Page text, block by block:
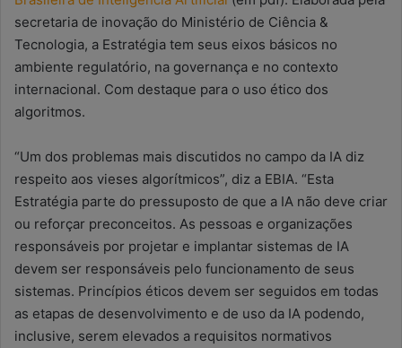
m
a
i
secretaria de inovação do Ministério de Ciência &
Tecnologia, a Estratégia tem seus eixos básicos no
ambiente regulatório, na governança e no contexto
internacional. Com destaque para o uso ético dos
algoritmos.
“Um dos problemas mais discutidos no campo da IA diz
respeito aos vieses algorítmicos”, diz a EBIA. “Esta
Estratégia parte do pressuposto de que a IA não deve criar
ou reforçar preconceitos. As pessoas e organizações
responsáveis por projetar e implantar sistemas de IA
devem ser responsáveis pelo funcionamento de seus
sistemas. Princípios éticos devem ser seguidos em todas
as etapas de desenvolvimento e de uso da IA podendo,
inclusive, serem elevados a requisitos normativos